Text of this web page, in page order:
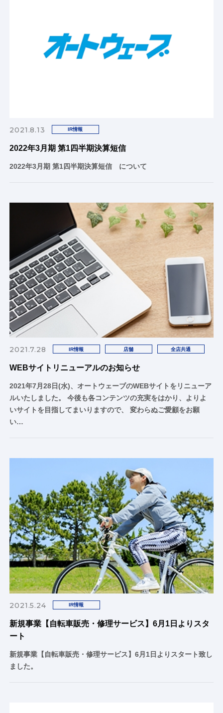
2021.8.13 IR情報
2022年3月期 第1四半期決算短信
2022年3月期 第1四半期決算短信 について
2021.7.28 IR情報 店舗 全店共通
WEBサイトリニューアルのお知らせ
2021年7月28日(水)、オートウェーブのWEBサイトをリニューア
ルいたしました。 今後も各コンテンツの充実をはかり、よりよ
いサイトを目指してまいりますので、 変わらぬご愛顧をお願
い…
2021.5.24 IR情報
新規事業【自転車販売・修理サービス】6月1日よりスタ
ート
新規事業【自転車販売・修理サービス】6月1日よりスタート致し
ました。